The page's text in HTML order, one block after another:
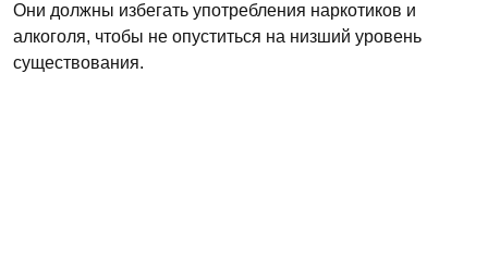
Они должны избегать употребления наркотиков и
алкоголя, чтобы не опуститься на низший уровень
существования.